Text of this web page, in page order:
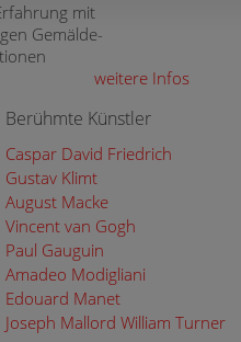
mit
Gemälde-
weitere Infos
Berühmte Künstler
Caspar David Friedrich
Gustav Klimt
August Macke
Vincent van Gogh
Paul Gauguin
Amadeo Modigliani
Edouard Manet
Joseph Mallord William Turner